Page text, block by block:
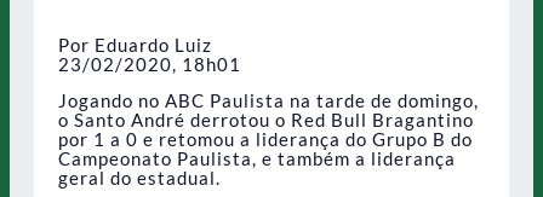
Por Eduardo Luiz
23/02/2020, 18h01
Jogando no ABC Paulista na tarde de domingo,
o Santo André derrotou o Red Bull Bragantino
por 1 a 0 e retomou a liderança do Grupo B do
Campeonato Paulista, e também a liderança
geral do estadual.